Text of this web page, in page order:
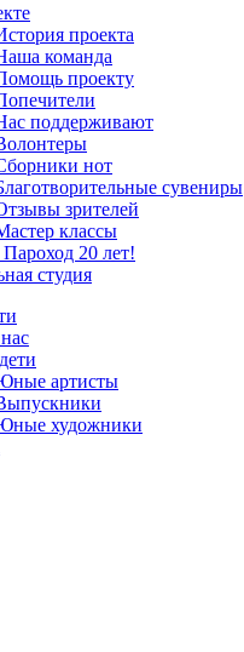
проекта
команда
проекту
поддерживают
нот
сувениры
зрителей
классы
20 лет!
студия
артисты
художники